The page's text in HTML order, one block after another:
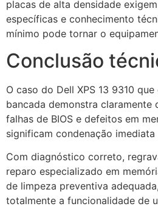
placas de alta densidade
específicas e conhecimento
mínimo pode tornar o
Conclusão
O caso do Dell XPS 13 9310
bancada demonstra claramente
falhas de BIOS e defeitos em
significam condenação
Com diagnóstico correto,
reparo especializado em
de limpeza preventiva
totalmente a funcionalidade de